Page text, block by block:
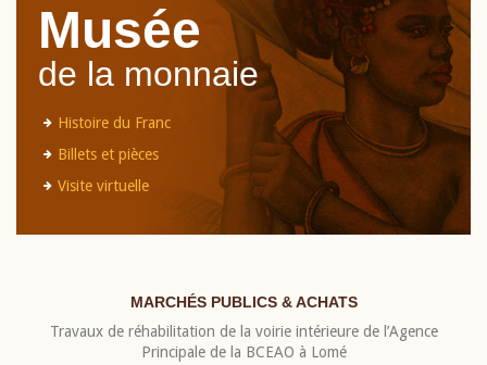
Musée
de la monnaie
Histoire du Franc
Billets et pièces
Visite virtuelle
MARCHÉS PUBLICS & ACHATS
Travaux de réhabilitation de la voirie intérieure de l’Agence
Principale de la BCEAO à Lomé